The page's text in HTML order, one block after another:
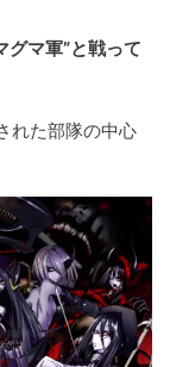
マ軍”と戦って
れた部隊の中心